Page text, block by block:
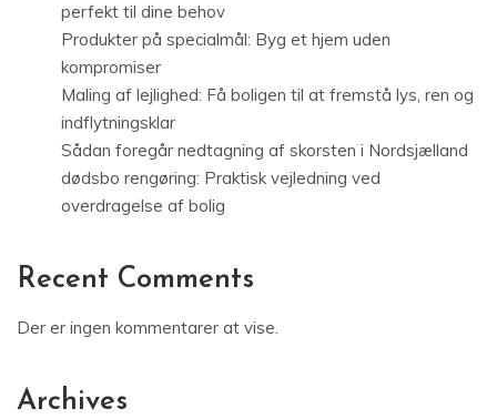
perfekt til dine behov
Produkter på specialmål: Byg et hjem uden
kompromiser
Maling af lejlighed: Få boligen til at fremstå lys, ren og
indflytningsklar
Sådan foregår nedtagning af skorsten i Nordsjælland
dødsbo rengøring: Praktisk vejledning ved
overdragelse af bolig
Recent Comments
Der er ingen kommentarer at vise.
Archives